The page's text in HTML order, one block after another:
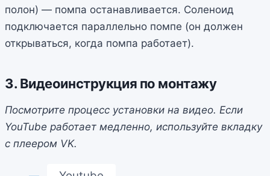
полон) — помпа останавливается. Соленоид
подключается параллельно помпе (он должен
открываться, когда помпа работает).
3. Видеоинструкция по монтажу
Посмотрите процесс установки на видео. Если
YouTube работает медленно, используйте вкладку
с плеером VK.